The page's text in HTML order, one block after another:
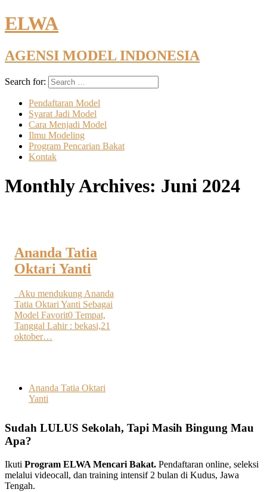
ELWA
AGENSI MODEL INDONESIA
Search for:
Pendaftaran Model
Syarat Jadi Model
Cara Menjadi Model
Ilmu Modeling
Program Pencarian Bakat
Kontak
Monthly Archives: Juni 2024
Ananda Tatia
Oktari Yanti
Aku mendukung Ananda
Tatia Oktari Yanti Sebagai
Model Favorit0 Tempat,
Tanggal Lahir : bekasi,21
oktober…
Ananda Tatia Oktari
Yanti
Sudah LULUS Sekolah, Tapi Masih Bingung Mau
Apa?
Ikuti Program ELWA Mencari Bakat. Pendaftaran online, seleksi
melalui videocall, dan training intensif 2 bulan di Kudus, Jawa
Tengah.